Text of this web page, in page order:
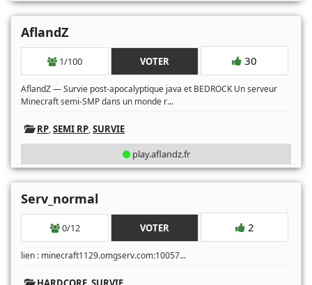
AflandZ
1/100 VOTER 30
AflandZ — Survie post-apocalyptique java et BEDROCK Un serveur
Minecraft semi-SMP dans un monde r...
RP,SEMI RP,SURVIE
play.aflandz.fr
Serv_normal
0/12 VOTER 2
lien : minecraft1129.omgserv.com:10057...